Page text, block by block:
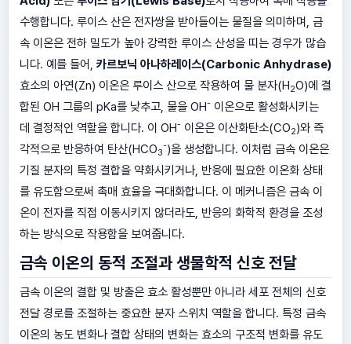
수행합니다. 루이스 산은 전자쌍을 받아들이는 물질을 의미하며, 금
속 이온은 전하 밀도가 높아 강력한 루이스 산성을 띠는 경우가 많습
니다. 예를 들어, 카르보닉 아나하레이스(Carbonic Anhydrase)
효소의 아연(Zn) 이온은 루이스 산으로 작용하여 물 분자(H2O)에 결
합된 OH 그룹의 pKa를 낮추고, 물을 OH-이온으로 활성화시키는
데 결정적인 역할을 합니다. 이 OH-이온은 이산화탄소(CO2)와 즉
각적으로 반응하여 탄산(HCO3
-)을 생성합니다. 이처럼 금속 이온은
기질 분자의 특정 결합을 약화시키거나, 반응에 필요한 이온화 상태
를 유도함으로써 촉매 효율을 극대화합니다. 이 메커니즘은 금속 이
온이 전자를 직접 이동시키지 않더라도, 반응의 화학적 환경을 조성
하는 방식으로 작용함을 보여줍니다.
금속 이온의 동적 조절과 생물학적 신호 전달
금속 이온의 결합 및 방출은 효소 활성뿐만 아니라 세포 전체의 신호
전달 경로를 조절하는 중요한 분자 스위치 역할을 합니다. 특정 금속
이온의 농도 변화나 결합 상태의 변화는 효소의 구조적 변화를 유도